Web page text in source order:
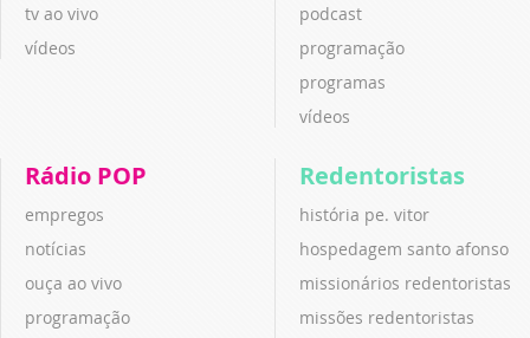
tv ao vivo
vídeos
podcast
programação
programas
vídeos
Rádio POP
empregos
notícias
ouça ao vivo
programação
Redentoristas
história pe. vitor
hospedagem santo afonso
missionários redentoristas
missões redentoristas